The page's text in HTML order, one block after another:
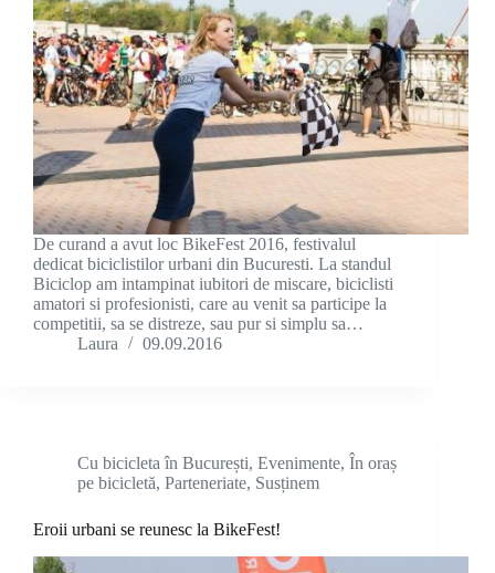
De curand a avut loc BikeFest 2016, festivalul
dedicat biciclistilor urbani din Bucuresti. La standul
Biciclop am intampinat iubitori de miscare, biciclisti
amatori si profesionisti, care au venit sa participe la
competitii, sa se distreze, sau pur si simplu sa…
Laura
09.09.2016
Cu bicicleta în București, Evenimente, În oraș
pe bicicletă, Parteneriate, Susținem
Eroii urbani se reunesc la BikeFest!